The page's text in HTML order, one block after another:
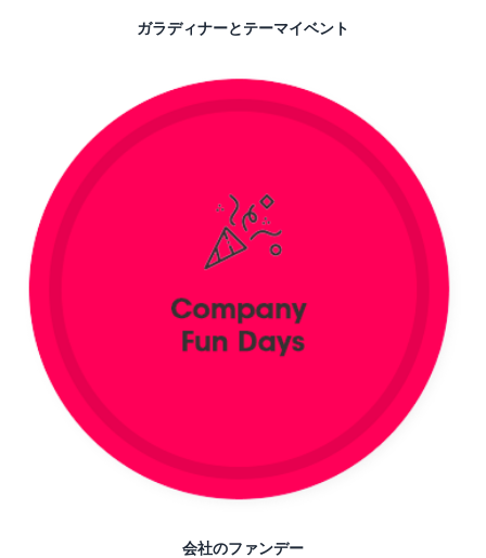
ガラディナーとテーマイベント
会社のファンデー